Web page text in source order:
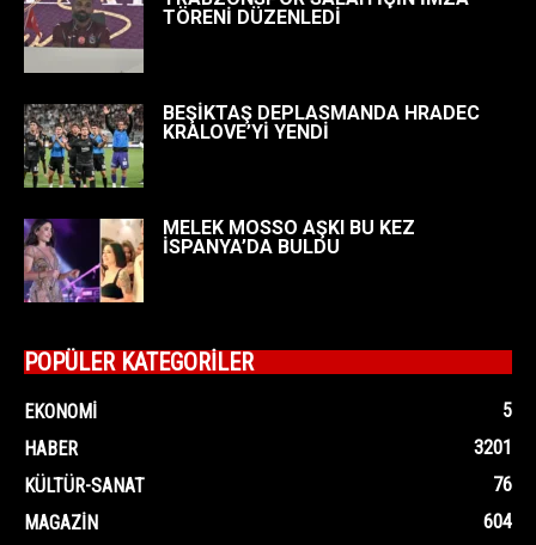
TÖRENİ DÜZENLEDİ
BEŞİKTAŞ DEPLASMANDA HRADEC
KRALOVE’Yİ YENDİ
MELEK MOSSO AŞKI BU KEZ
İSPANYA’DA BULDU
POPÜLER KATEGORİLER
EKONOMI
5
HABER
3201
KÜLTÜR-SANAT
76
MAGAZIN
604